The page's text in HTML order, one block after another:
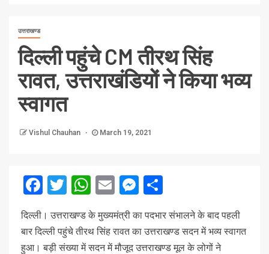
उत्तराखण्ड
दिल्ली पहुंचे CM तीरथ सिंह
रावत, उत्तराखंडियों ने किया भव्य
स्वागत
Vishul Chauhan March 19, 2021
Facebook
Twitter
WhatsApp
EmailMessenger
दिल्ली। उत्तराखण्ड के मुख्यमंत्री का पदभार संभालने के बाद पहली
बार दिल्ली पहुंचे तीरथ सिंह रावत का उत्तराखण्ड सदन में भव्य स्वागत
हुआ। बड़ी संख्या में सदन में मौजूद उत्तराखण्ड मूल के लोगों ने